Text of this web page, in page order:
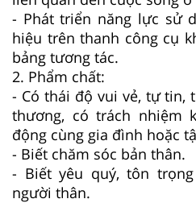
- Phát triển năng lực sử
hiệu trên thanh công cụ
bảng tương tác.
2. Phẩm chất:
- Có thái độ vui vẻ, tự tin,
thương, có trách nhiệm
động cùng gia đình hoặc
- Biết chăm sóc bản thân.
- Biết yêu quý, tôn
người thân.